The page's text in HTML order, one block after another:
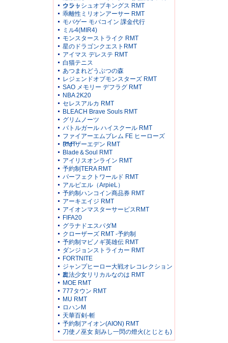
ウント
クラッシュオブキングス RMT
乖離性ミリオンアーサー RMT
モバゲー モバコイン 課金代行
ミル4(MIR4)
モンスターストライク RMT
星のドラゴンクエストRMT
アイマス デレステ RMT
白猫テニス
あつまれどうぶつの森
レジェンドオブモンスターズ RMT
SAO メモリー デフラグ RMT
NBA 2K20
セレスアルカ RMT
BLEACH Brave Souls RMT
グリムノーツ
バトルガール ハイスクール RMT
ファイアーエムブレム FE ヒーローズ
RMT
アナザーエデン RMT
Blade＆Soul RMT
アイリスオンライン RMT
予約制TERA RMT
パーフェクトワールド RMT
アルピエル（ArpieL）
予約制ハンコイン商品券 RMT
アーキエイジ RMT
アイオンマスターサービスRMT
FIFA20
グラナドエスパダM
クローザーズ RMT -予約制
予約制マビノギ英雄伝 RMT
ダンジョンストライカー RMT
FORTNITE
ジャンプヒーロー大戦オレコレクション
2
魔法少女リリカルなのは RMT
MOE RMT
777タウン RMT
MU RMT
ロハンM
天華百剣-斬
予約制アイオン(AION) RMT
刀使ノ巫女 刻みし一閃の燈火(とじとも)